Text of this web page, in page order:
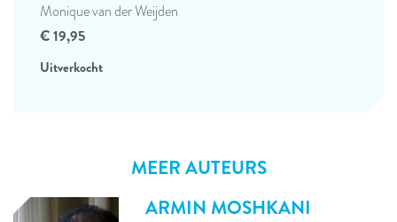
Monique van der Weijden
€ 19,95
Uitverkocht
MEER AUTEURS
ARMIN MOSHKANI